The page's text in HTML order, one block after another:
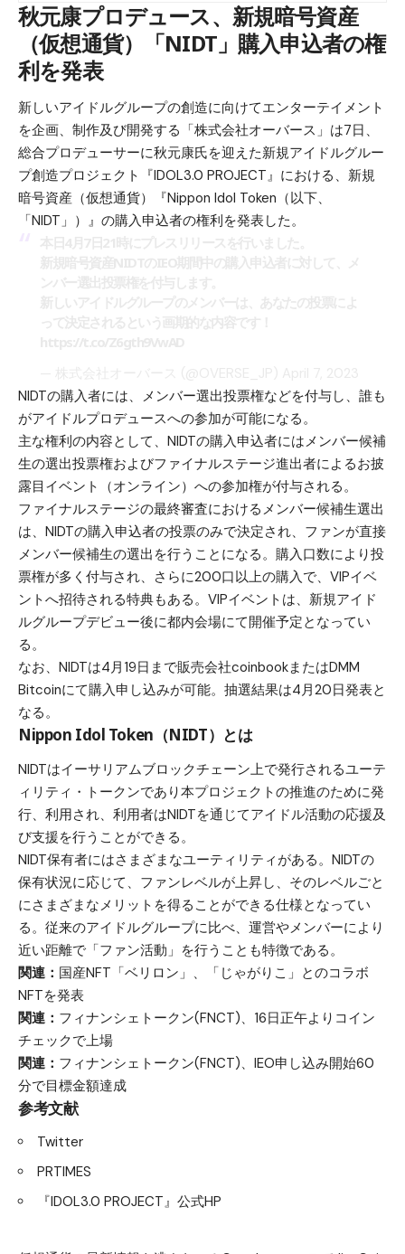
秋元康プロデュース、新規暗号資産
（仮想通貨）「NIDT」購入申込者の権
利を発表
新しいアイドルグループの創造に向けてエンターテイメント
を企画、制作及び開発する「株式会社オーバース」は7日、
総合プロデューサーに秋元康氏を迎えた新規アイドルグルー
プ創造プロジェクト『IDOL3.0 PROJECT』における、新規
暗号資産（仮想通貨）『Nippon Idol Token（以下、
「NIDT」）』の購入申込者の権利を発表した。
NIDTの購入者には、メンバー選出投票権などを付与し、誰も
がアイドルプロデュースへの参加が可能になる。
主な権利の内容として、NIDTの購入申込者にはメンバー候補
生の選出投票権およびファイナルステージ進出者によるお披
露目イベント（オンライン）への参加権が付与される。
ファイナルステージの最終審査におけるメンバー候補生選出
は、NIDTの購入申込者の投票のみで決定され、ファンが直接
メンバー候補生の選出を行うことになる。購入口数により投
票権が多く付与され、さらに200口以上の購入で、VIPイベ
ントへ招待される特典もある。VIPイベントは、新規アイド
ルグループデビュー後に都内会場にて開催予定となってい
る。
なお、NIDTは4月19日まで販売会社coinbookまたはDMM
Bitcoinにて購入申し込みが可能。抽選結果は4月20日発表と
なる。
Nippon Idol Token（NIDT）とは
NIDTはイーサリアムブロックチェーン上で発行されるユーテ
ィリティ・トークンであり本プロジェクトの推進のために発
行、利用され、利用者はNIDTを通じてアイドル活動の応援及
び支援を行うことができる。
NIDT保有者にはさまざまなユーティリティがある。NIDTの
保有状況に応じて、ファンレベルが上昇し、そのレベルごと
にさまざまなメリットを得ることができる仕様となってい
る。従来のアイドルグループに比べ、運営やメンバーにより
近い距離で「ファン活動」を行うことも特徴である。
関連： 国産NFT「ベリロン」、「じゃがりこ」とのコラボ
NFTを発表
関連： フィナンシェトークン(FNCT)、16日正午よりコイン
チェックで上場
関連： フィナンシェトークン(FNCT)、IEO申し込み開始60
分で目標金額達成
参考文献
Twitter
PRTIMES
『IDOL3.0 PROJECT』公式HP